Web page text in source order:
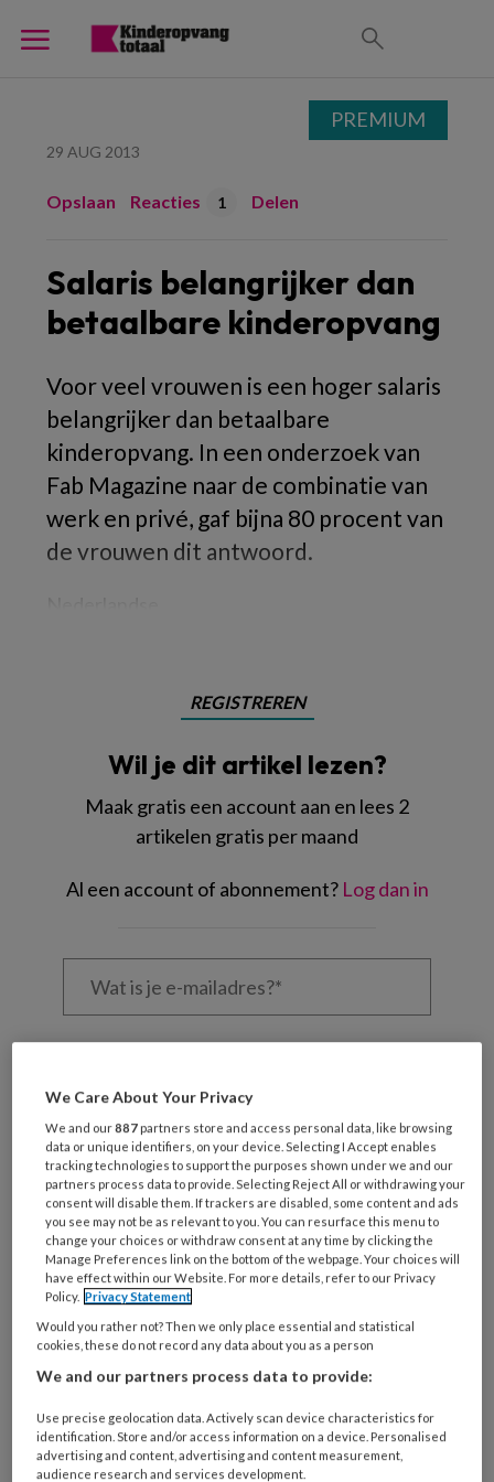
29 AUG 2013
Opslaan Reacties 1 Delen
Salaris belangrijker dan
betaalbare kinderopvang
Voor veel vrouwen is een hoger salaris
belangrijker dan betaalbare
kinderopvang. In een onderzoek van
Fab Magazine naar de combinatie van
werk en privé, gaf bijna 80 procent van
de vrouwen dit antwoord.
REGISTREREN
Wil je dit artikel lezen?
Maak gratis een account aan en lees 2
artikelen gratis per maand
Al een account of abonnement? Log dan in
Wat
Kies
wachtwoord* *
Kies
je
functie *
Bij
welke
organisatie
werk
je?
Untitled
Ontvang 2x per week de
KinderopvangTotaal nieuwsbrief
Management Kinderopvang
Weekoverzicht
PREMIUM
We Care About Your Privacy
We and our887 partners store and access personal data, like browsing
data or unique identifiers, on your device. Selecting I Accept enables
tracking technologies to support the purposes shown under we and our
partners process data to provide. Selecting Reject All or withdrawing your
consent will disable them. If trackers are disabled, some content and ads
you see may not be as relevant to you. You can resurface this menu to
change your choices or withdraw consent at any time by clicking the
Manage Preferences link on the bottom of the webpage. Your choices will
have effect within our Website. For more details, refer to our Privacy
Policy. Privacy Statement
Would you rather not? Then we only place essential and statistical
cookies, these do not record any data about you as a person
We and our partners process data to provide:
Use precise geolocation data. Actively scan device characteristics for
identification. Store and/or access information on a device. Personalised
advertising and content, advertising and content measurement,
audience research and services development.